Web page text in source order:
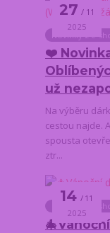
27 11
2025
Novinky z e-
❤️
už
Na výběru
cestou najde.
spousta
ztr...
14 11
2025
Novinky z e-